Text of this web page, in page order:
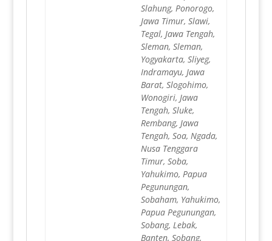
Slahung, Ponorogo,
Jawa Timur, Slawi,
Tegal, Jawa Tengah,
Sleman, Sleman,
Yogyakarta, Sliyeg,
Indramayu, Jawa
Barat, Slogohimo,
Wonogiri, Jawa
Tengah, Sluke,
Rembang, Jawa
Tengah, Soa, Ngada,
Nusa Tenggara
Timur, Soba,
Yahukimo, Papua
Pegunungan,
Sobaham, Yahukimo,
Papua Pegunungan,
Sobang, Lebak,
Banten, Sobang,